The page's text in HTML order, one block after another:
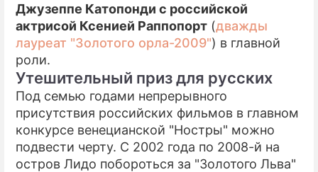
СЕРИАЛЫ
ИГРЫ
О ПРОЕКТЕ
Джузеппе Катопонди с российской
актрисой Ксенией Раппопорт (дважды
лауреат "Золотого орла-2009") в главной
роли.
Утешительный приз для русских
Под семью годами непрерывного
присутствия российских фильмов в главном
конкурсе венецианской "Ностры" можно
подвести черту. С 2002 года по 2008-й на
остров Лидо побороться за "Золотого Льва"